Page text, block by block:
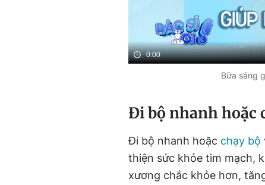
0:00
Bữa sáng
Đi bộ nhanh hoặc
Đi bộ nhanh hoặc chạy bộ
thiện sức khỏe tim mạch,
xương chắc khỏe hơn,